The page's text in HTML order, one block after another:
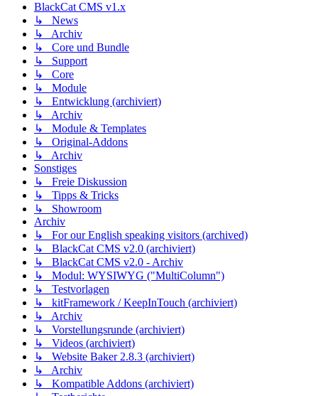
BlackCat CMS v1.x
↳ News
↳ Archiv
↳ Core und Bundle
↳ Support
↳ Core
↳ Module
↳ Entwicklung (archiviert)
↳ Archiv
↳ Module & Templates
↳ Original-Addons
↳ Archiv
Sonstiges
↳ Freie Diskussion
↳ Tipps & Tricks
↳ Showroom
Archiv
↳ For our English speaking visitors (archived)
↳ BlackCat CMS v2.0 (archiviert)
↳ BlackCat CMS v2.0 - Archiv
↳ Modul: WYSIWYG ("MultiColumn")
↳ Testvorlagen
↳ kitFramework / KeepInTouch (archiviert)
↳ Archiv
↳ Vorstellungsrunde (archiviert)
↳ Videos (archiviert)
↳ Website Baker 2.8.3 (archiviert)
↳ Archiv
↳ Kompatible Addons (archiviert)